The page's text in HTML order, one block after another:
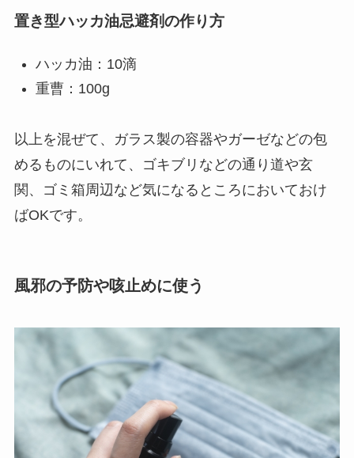
置き型ハッカ油忌避剤の作り方
ハッカ油：10滴
重曹：100g
以上を混ぜて、ガラス製の容器やガーゼなどの包
めるものにいれて、ゴキブリなどの通り道や玄
関、ゴミ箱周辺など気になるところにおいておけ
ばOKです。
風邪の予防や咳止めに使う